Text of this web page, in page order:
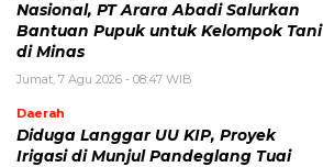
Nasional, PT Arara Abadi Salurkan
Bantuan Pupuk untuk Kelompok Tani
di Minas
Jumat, 7 Agu 2026 - 08:47 WIB
Daerah
Diduga Langgar UU KIP, Proyek
Irigasi di Munjul Pandeglang Tuai